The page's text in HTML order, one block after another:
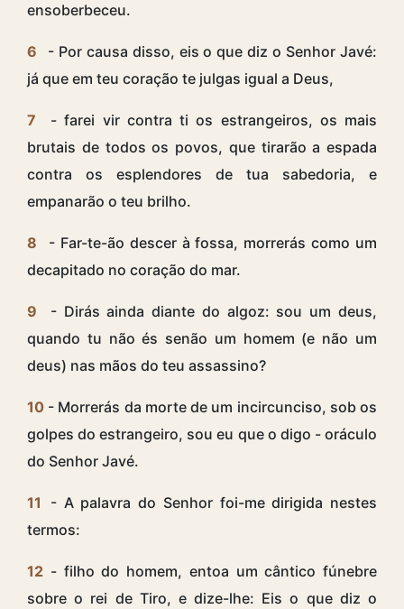
ensoberbeceu.
6
- Por causa disso, eis o que diz o Senhor Javé:
já que em teu coração te julgas igual a Deus,
7
- farei vir contra ti os estrangeiros, os mais
brutais de todos os povos, que tirarão a espada
contra os esplendores de tua sabedoria, e
empanarão o teu brilho.
8
- Far-te-ão descer à fossa, morrerás como um
decapitado no coração do mar.
9
- Dirás ainda diante do algoz: sou um deus,
quando tu não és senão um homem (e não um
deus) nas mãos do teu assassino?
10 - Morrerás da morte de um incircunciso, sob os
golpes do estrangeiro, sou eu que o digo - oráculo
do Senhor Javé.
11
- A palavra do Senhor foi-me dirigida nestes
termos:
12 - filho do homem, entoa um cântico fúnebre
sobre o rei de Tiro, e dize-lhe: Eis o que diz o